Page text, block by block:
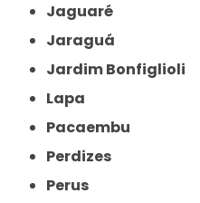
Jaguaré
Jaraguá
Jardim Bonfiglioli
Lapa
Pacaembu
Perdizes
Perus